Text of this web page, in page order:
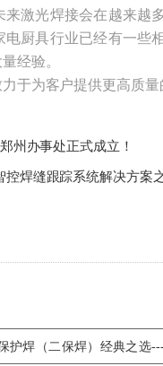
激光焊接会在越来越
厨具行业已经有一些
经验。
于为客户提供更高质量
州办事处正式成立！
控焊缝跟踪系统解决方案
护焊（二保焊）经典之选